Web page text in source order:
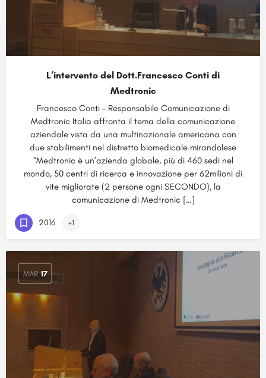
L’intervento del Dott.Francesco Conti di
Medtronic
Francesco Conti – Responsabile Comunicazione di
Medtronic Italia affronta il tema della comunicazione
aziendale vista da una multinazionale americana con
due stabilimenti nel distretto biomedicale mirandolese
“Medtronic è un’azienda globale, più di 460 sedi nel
mondo, 50 centri di ricerca e innovazione per 62milioni di
vite migliorate (2 persone ogni SECONDO), la
comunicazione di Medtronic […]
2016 +1
MAR 17